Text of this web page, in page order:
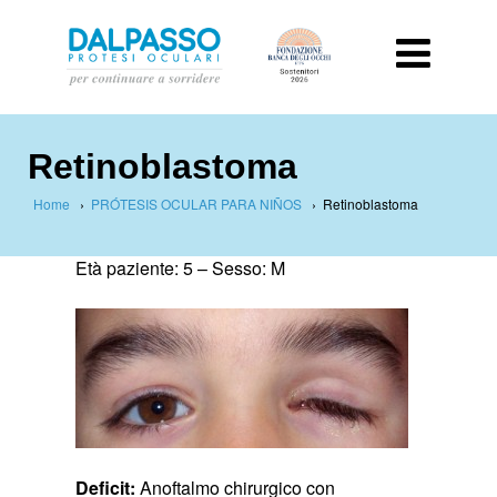
Retinoblastoma
Home › PRÓTESIS OCULAR PARA NIÑOS › Retinoblastoma
Età paziente: 5 –Sesso: M
Deficit: Anoftalmo chirurgico con